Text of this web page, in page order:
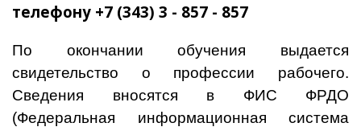
телефону +7 (343) 3 - 857 - 857
По окончании обучения выдается
свидетельство о профессии рабочего.
Сведения вносятся в ФИС ФРДО
(Федеральная информационная система